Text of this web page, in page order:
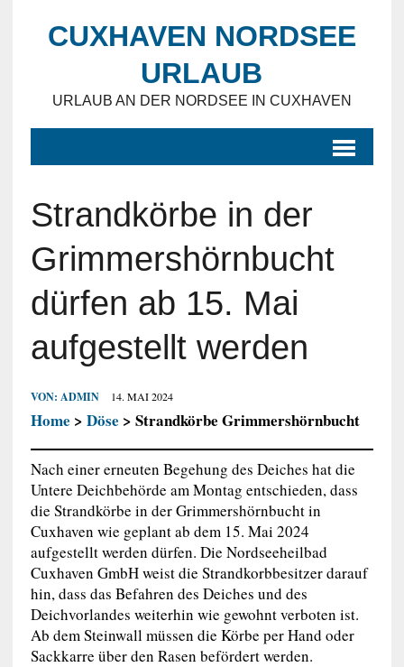
CUXHAVEN NORDSEE
URLAUB
URLAUB AN DER NORDSEE IN CUXHAVEN
Strandkörbe in der
Grimmershörnbucht
dürfen ab 15. Mai
aufgestellt werden
VON: ADMIN 14. MAI 2024
Home > Döse > Strandkörbe Grimmershörnbucht
Nach einer erneuten Begehung des Deiches hat die
Untere Deichbehörde am Montag entschieden, dass
die Strandkörbe in der Grimmershörnbucht in
Cuxhaven wie geplant ab dem 15. Mai 2024
aufgestellt werden dürfen. Die Nordseeheilbad
Cuxhaven GmbH weist die Strandkorbbesitzer darauf
hin, dass das Befahren des Deiches und des
Deichvorlandes weiterhin wie gewohnt verboten ist.
Ab dem Steinwall müssen die Körbe per Hand oder
Sackkarre über den Rasen befördert werden.